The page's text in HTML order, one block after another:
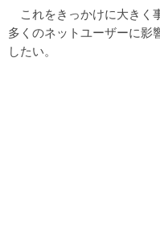
これをきっかけに大きく
多くのネットユーザーに影
したい。